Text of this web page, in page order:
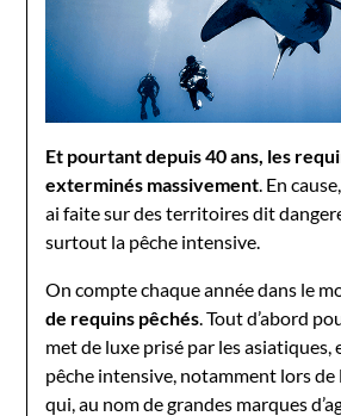
Et pourtant depuis 40 ans, les
exterminés massivement . En
ai faite sur des territoires dit
surtout la pêche intensive.
On compte chaque année dans le
de requins pêchés . Tout d’abord
met de luxe prisé par les asiatiques,
pêche intensive, notamment lors de
qui, au nom de grandes marques